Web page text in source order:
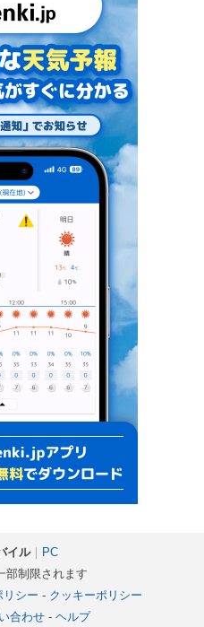
イル｜ PC
部制限されます
リシー - クッキーポリシー
合わせ- ヘルプ